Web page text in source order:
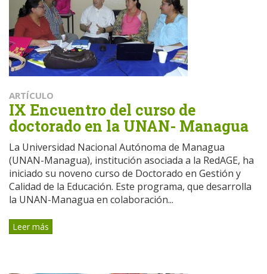
ARTÍCULO
IX Encuentro del curso de
doctorado en la UNAN- Managua
La Universidad Nacional Autónoma de Managua
(UNAN-Managua), institución asociada a la RedAGE, ha
iniciado su noveno curso de Doctorado en Gestión y
Calidad de la Educación. Este programa, que desarrolla
la UNAN-Managua en colaboración...
Leer más